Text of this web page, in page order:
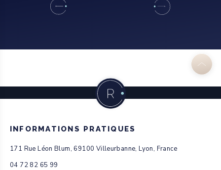
INFORMATIONS PRATIQUES
171 Rue Léon Blum, 69100 Villeurbanne, Lyon, France
04 72 82 65 99